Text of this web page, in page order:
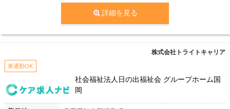
詳細を見る
株式会社トライトキャリア
車通勤OK
社会福祉法人日の出福祉会 グループホーム国
岡